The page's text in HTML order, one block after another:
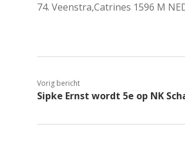
74. Veenstra,Catrines 1596 M
Vorig bericht
Sipke Ernst wordt 5e op NK